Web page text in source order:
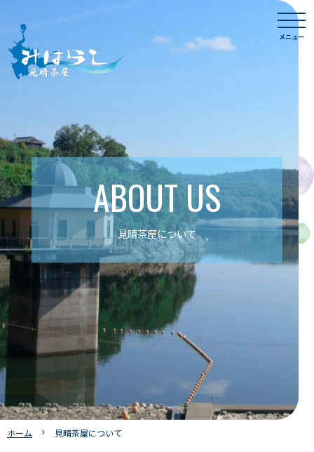
content
メニュー
ABOUT US
見晴茶屋について
ホーム 見晴茶屋について